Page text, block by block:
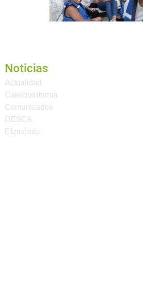
Noticias
Actualidad
CaleidoInforma
Comunicados
DESCA
Efeméride